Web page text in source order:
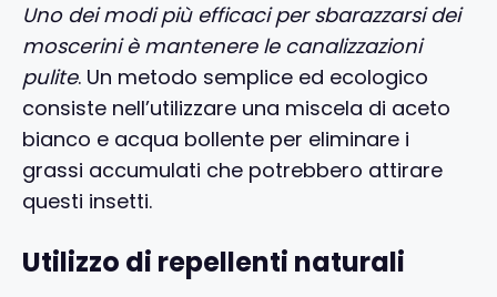
Uno dei modi più efficaci per sbarazzarsi dei
moscerini è mantenere le canalizzazioni
pulite. Un metodo semplice ed ecologico
consiste nell’utilizzare una miscela di aceto
bianco e acqua bollente per eliminare i
grassi accumulati che potrebbero attirare
questi insetti.
Utilizzo di repellenti naturali